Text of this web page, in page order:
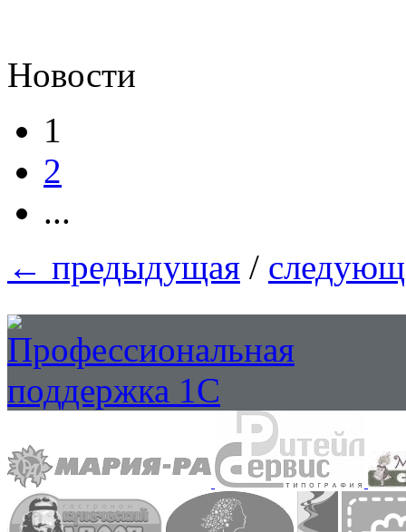
Новости
1
2
...
← предыдущая /